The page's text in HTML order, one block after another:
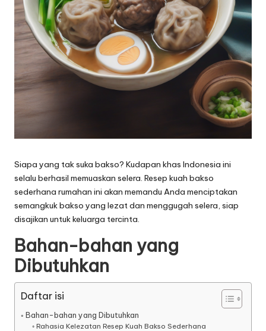
Siapa yang tak suka bakso? Kudapan khas Indonesia ini
selalu berhasil memuaskan selera. Resep kuah bakso
sederhana rumahan ini akan memandu Anda menciptakan
semangkuk bakso yang lezat dan menggugah selera, siap
disajikan untuk keluarga tercinta.
Bahan-bahan yang
Dibutuhkan
Daftar isi
Bahan-bahan yang Dibutuhkan
Rahasia Kelezatan Resep Kuah Bakso Sederhana